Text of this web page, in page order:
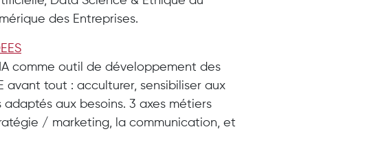
des Entreprises.
comme outil de développement des
avant tout : acculturer, sensibiliser aux
aux besoins. 3 axes métiers
/ marketing, la communication, et